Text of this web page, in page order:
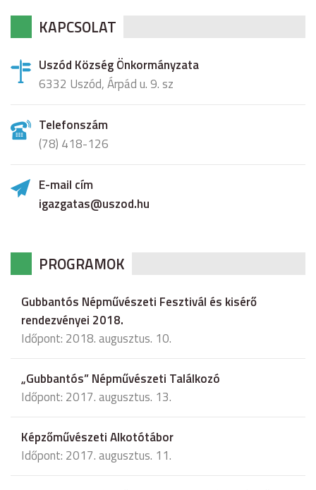
KAPCSOLAT
Uszód Község Önkormányzata
6332 Uszód, Árpád u. 9. sz
Telefonszám
(78) 418-126
E-mail cím
igazgatas@uszod.hu
PROGRAMOK
Gubbantós Népművészeti Fesztivál és kisérő
rendezvényei 2018.
Időpont: 2018. augusztus. 10.
„Gubbantós” Népművészeti Találkozó
Időpont: 2017. augusztus. 13.
Képzőművészeti Alkotótábor
Időpont: 2017. augusztus. 11.